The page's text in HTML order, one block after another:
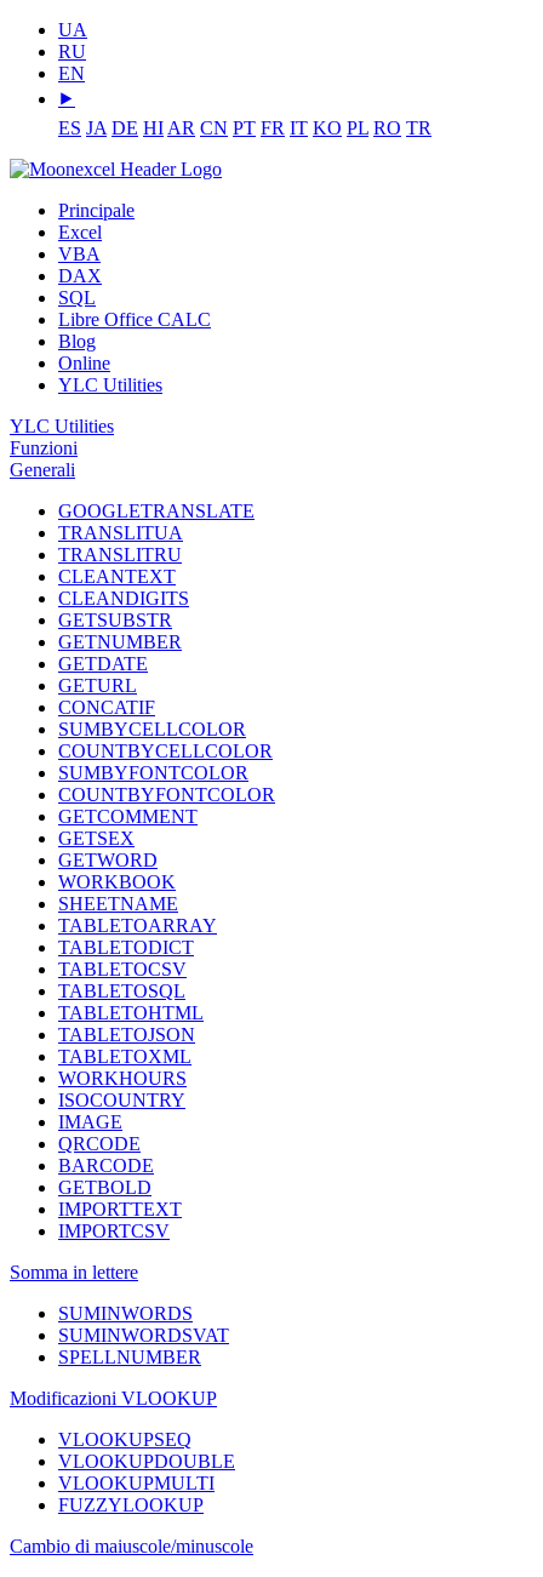
UA
RU
EN
⯈
ES JA DE HI AR CN PT FR IT KO PL RO TR
Principale
Excel
VBA
DAX
SQL
Libre Office CALC
Blog
Online
YLC Utilities
YLC Utilities
Funzioni
Generali
GOOGLETRANSLATE
TRANSLITUA
TRANSLITRU
CLEANTEXT
CLEANDIGITS
GETSUBSTR
GETNUMBER
GETDATE
GETURL
CONCATIF
SUMBYCELLCOLOR
COUNTBYCELLCOLOR
SUMBYFONTCOLOR
COUNTBYFONTCOLOR
GETCOMMENT
GETSEX
GETWORD
WORKBOOK
SHEETNAME
TABLETOARRAY
TABLETODICT
TABLETOCSV
TABLETOSQL
TABLETOHTML
TABLETOJSON
TABLETOXML
WORKHOURS
ISOCOUNTRY
IMAGE
QRCODE
BARCODE
GETBOLD
IMPORTTEXT
IMPORTCSV
Somma in lettere
SUMINWORDS
SUMINWORDSVAT
SPELLNUMBER
Modificazioni VLOOKUP
VLOOKUPSEQ
VLOOKUPDOUBLE
VLOOKUPMULTI
FUZZYLOOKUP
Cambio di maiuscole/minuscole